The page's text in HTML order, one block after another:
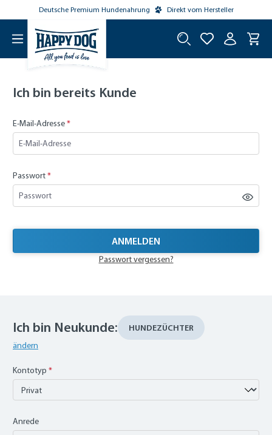
springen
Deutsche Premium Hundenahrung Direkt vom Hersteller
Ich bin bereits Kunde
E-Mail-Adresse*
Passwort*
ANMELDEN
Passwort vergessen?
Ich bin Neukunde: HUNDEZÜCHTER
ändern
Kontotyp *
Anrede